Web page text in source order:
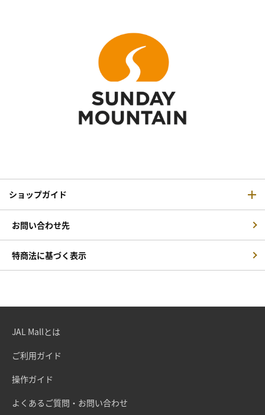
ショップガイド
お問い合わせ先
特商法に基づく表示
JAL Mallとは
ご利用ガイド
操作ガイド
よくあるご質問・お問い合わせ